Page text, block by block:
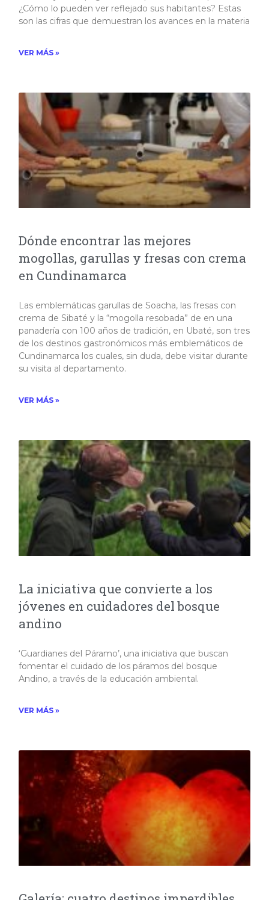
¿Cómo lo pueden ver reflejado sus habitantes? Estas
son las cifras que demuestran los avances en la materia​
VER MÁS »
Dónde encontrar las mejores
mogollas, garullas y fresas con crema
en Cundinamarca
Las emblemáticas garullas de Soacha, las fresas con
crema de Sibaté y la “mogolla resobada” de en una
panadería con 100 años de tradición, en Ubaté, son tres
de los destinos gastronómicos más emblemáticos de
Cundinamarca los cuales, sin duda, debe visitar durante
su visita al departamento.
VER MÁS »
La iniciativa que convierte a los
jóvenes en cuidadores del bosque
andino
‘Guardianes del Páramo’, una iniciativa que buscan
fomentar el cuidado de los páramos del bosque
Andino, a través de la educación ambiental.​
VER MÁS »